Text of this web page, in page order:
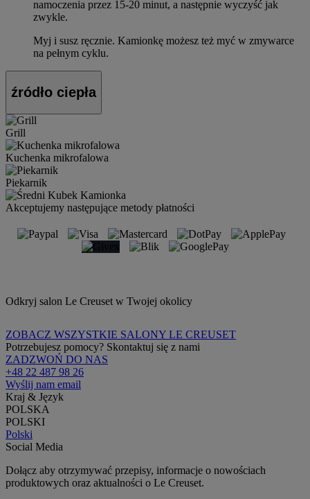
namoczenia przez 15-20 minut, a następnie wyczyść jak
zwykle.
Myj i susz ręcznie. Kamionkę możesz też myć w zmywarce
na pełnym cyklu.
źródło ciepła
Grill
Kuchenka mikrofalowa
Piekarnik
Akceptujemy następujące metody płatności
Odkryj salon Le Creuset w Twojej okolicy
ZOBACZ WSZYSTKIE SALONY LE CREUSET
Potrzebujesz pomocy? Skontaktuj się z nami
ZADZWOŃ DO NAS
+48 22 487 98 26
Wyślij nam email
Kraj & Język
POLSKA
POLSKI
Polski
Social Media
Dołącz aby otrzymywać przepisy, informacje o nowościach
produktowych oraz aktualności o Le Creuset.